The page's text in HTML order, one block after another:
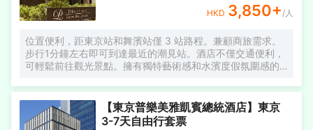
HKD 3,850+ /人
位置便利，距東京站和舞濱站僅 3 站路程。兼顧商旅需求。
步行1分鐘左右即可到達最近的潮見站。酒店不僅交通便利，
可輕鬆前往觀光景點。擁有獨特藝術感和水濱度假氛圍感的
廳享受美味愜意的時光。 ＊有關客房床位特別提醒：床位數
量將根據預訂的實際成人人數設定，超過預約成人數的額外
加床需另支付加床費用，具體費用請跟酒店諮詢。
【東京普樂美雅凱賓總統酒店】東京
3-7天自由行套票